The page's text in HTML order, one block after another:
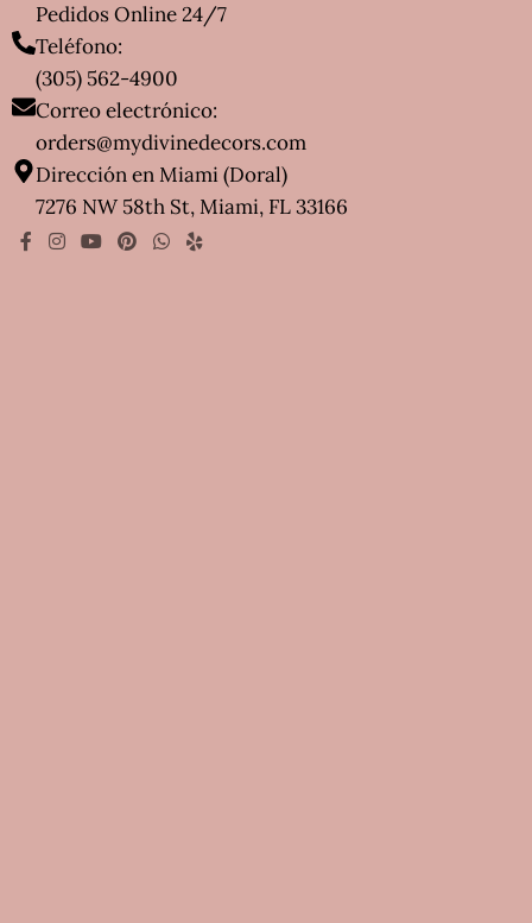
Pedidos Online 24/7
Teléfono:
(305) 562-4900
Correo electrónico:
orders@mydivinedecors.com
Dirección en Miami (Doral)
7276 NW 58th St, Miami, FL 33166